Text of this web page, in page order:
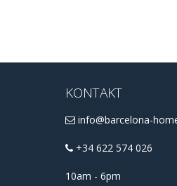
KONTAKT
info@barcelona-
+34 622 574 026
10am - 6pm